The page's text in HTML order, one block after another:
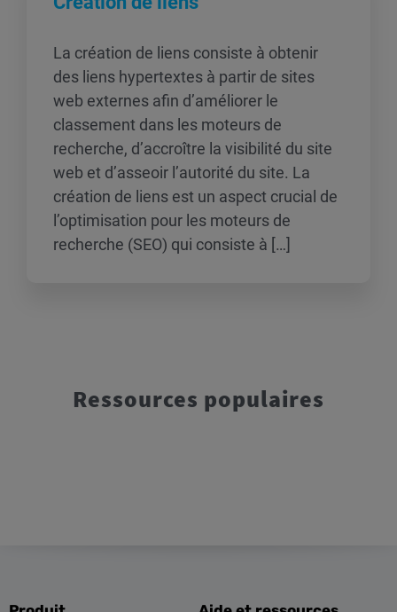
La création de liens consiste à obtenir
des liens hypertextes à partir de sites
web externes afin d’améliorer le
classement dans les moteurs de
recherche, d’accroître la visibilité du site
web et d’asseoir l’autorité du site. La
création de liens est un aspect crucial de
l’optimisation pour les moteurs de
recherche (SEO) qui consiste à […]
Ressources populaires